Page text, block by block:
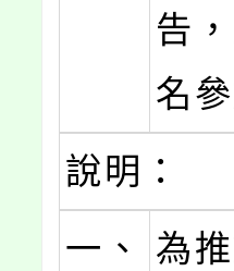
告
名
說明：
一、
為